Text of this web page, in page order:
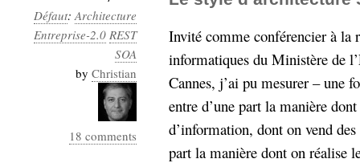
Défaut:Architecture
Entreprise-2.0 REST
SOA
by Christian
18 comments
Invité comme conférencier à la
informatiques du Ministère de
Cannes, j’ai pu mesurer – une
entre d’une part la manière
d’information, dont on vend
part la manière dont on réalise